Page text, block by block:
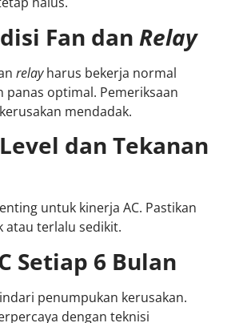
Fan dan Relay
relayharus bekerja normal
panas optimal. Pemeriksaan
mendadak.
dan Tekanan
untuk kinerja AC. Pastikan
atau terlalu sedikit.
Setiap 6 Bulan
penumpukan kerusakan.
dengan teknisi